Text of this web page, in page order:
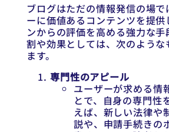
ブログはただの情報発信の場
ーに価値あるコンテンツを提
ンからの評価を高める強力な
割や効果としては、次のよう
ます。
専門性のアピール
ユーザーが求める情
とで、自身の専門性
えば、新しい法律や
説や、申請手続きの